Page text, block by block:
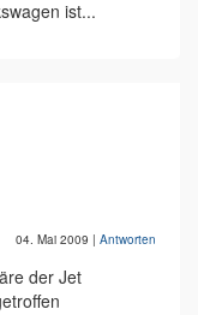
ist...
04. Mai 2009 | Antworten
der Jet